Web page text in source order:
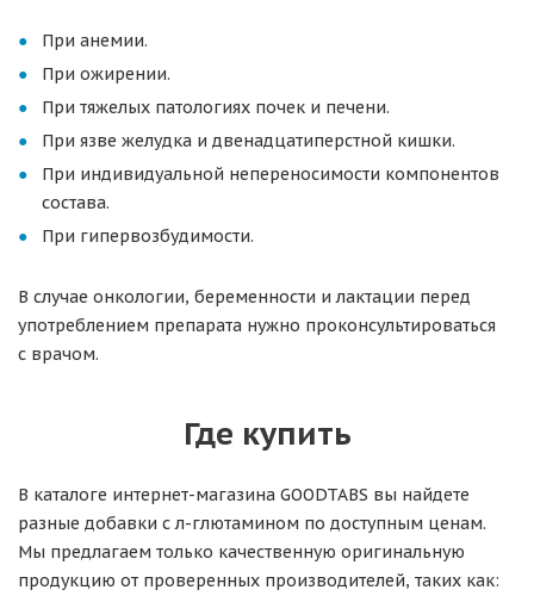
При анемии.
При ожирении.
При тяжелых патологиях почек и печени.
При язве желудка и двенадцатиперстной кишки.
При индивидуальной непереносимости компонентов
состава.
При гипервозбудимости.
В случае онкологии, беременности и лактации перед
употреблением препарата нужно проконсультироваться
с врачом.
Где купить
В каталоге интернет-магазина GOODTABS вы найдете
разные добавки с л-глютамином по доступным ценам.
Мы предлагаем только качественную оригинальную
продукцию от проверенных производителей, таких как: